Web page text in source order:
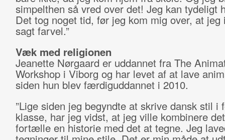
simpelthen så vred over det! Jeg kan tydeligt
Det tog noget tid, før jeg kom mig over, at jeg
sagt farvel.”
Væk med religionen
Jeanette Nørgaard er uddannet fra The
Workshop i Viborg og har levet af at lave
siden hun blev færdiguddannet i 2010.
”Lige siden jeg begyndte at skrive dansk stil i
klasse, har jeg vidst, at jeg ville kombinere
fortælle en historie med det at tegne. Jeg